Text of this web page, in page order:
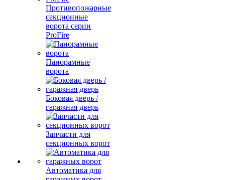
Противопожарные
секционные
ворота серии
ProFire
Панорамные
ворота
Боковая дверь /
гаражная дверь
Запчасти для
секционных ворот
Автоматика для